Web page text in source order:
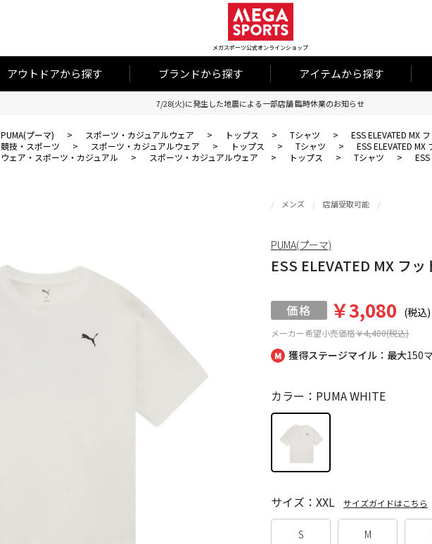
メガスポーツ公式オンラインショップ
アウトドアから探す ブランドから探す アイテムから探す
7/28(火)に発生した地震による一部店舗 臨時休業のお知らせ
PUMA(プーマ) > スポーツ・カジュアルウェア > トップス > Tシャツ >
ESS ELEVATED MX
競技・スポーツ > スポーツ・カジュアルウェア > トップス > Tシャツ >
ESS ELEVATED
ウェア・スポーツ・カジュアル > スポーツ・カジュアルウェア > トップス > Tシャツ >
獲得ステージマイル：最大150
メンズ 店舗受取可能
ESS ELEVATED MX フ
メーカー希望小売価格￥4,400(税込)
￥3,080 (税込)
カラー：PUMA WHITE
S M
サイズ：XXL サイズガイドはこちら
PUMA(プーマ)